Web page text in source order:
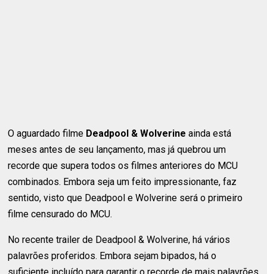
O aguardado filme Deadpool & Wolverine ainda está
meses antes de seu lançamento, mas já quebrou um
recorde que supera todos os filmes anteriores do MCU
combinados. Embora seja um feito impressionante, faz
sentido, visto que Deadpool e Wolverine será o primeiro
filme censurado do MCU.
No recente trailer de Deadpool & Wolverine, há vários
palavrões proferidos. Embora sejam bipados, há o